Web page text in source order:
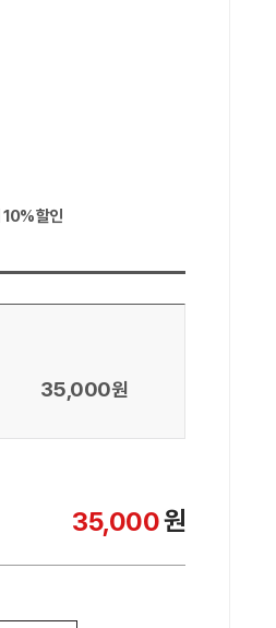
10%할인
35,000원
35,000원